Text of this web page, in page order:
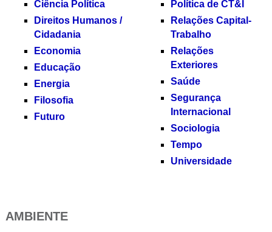
Ciência Política
Direitos Humanos /
Cidadania
Economia
Educação
Energia
Filosofia
Futuro
Política de CT&I
Relações Capital-
Trabalho
Relações
Exteriores
Saúde
Segurança
Internacional
Sociologia
Tempo
Universidade
AMBIENTE